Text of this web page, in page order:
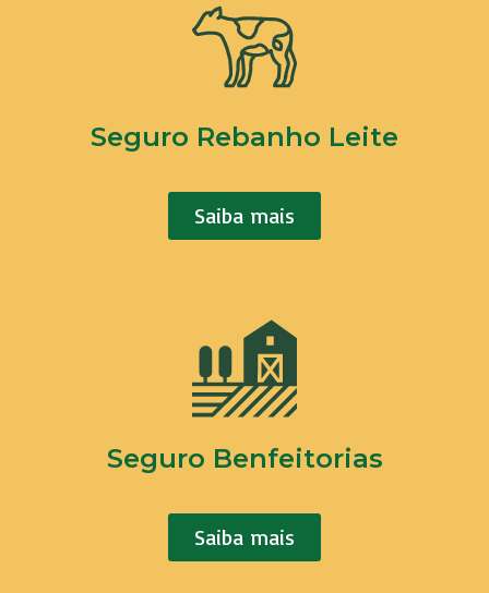
Seguro Rebanho Leite
Saiba mais
Seguro Benfeitorias
Saiba mais